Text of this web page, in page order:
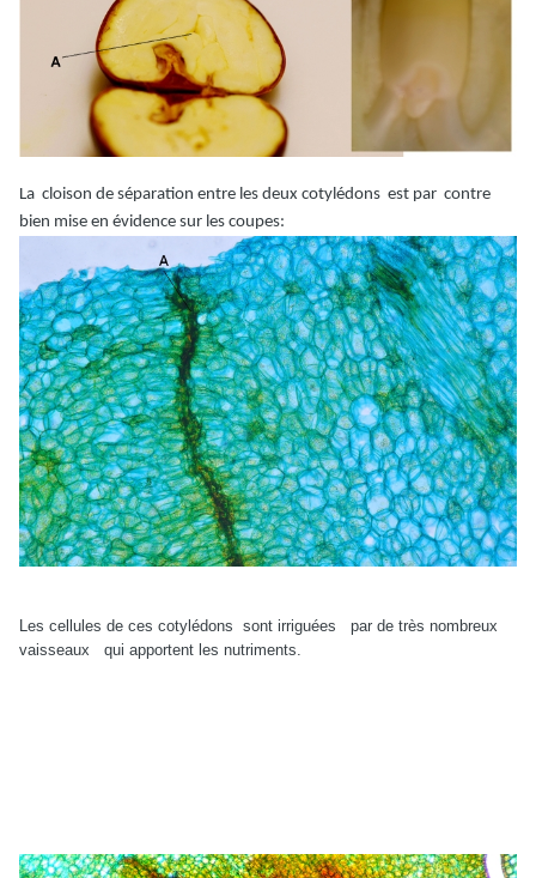
La cloison de séparation entre les deux cotylédons est par contre
bien mise en évidence sur les coupes:
Les cellules de ces cotylédons sont irriguées par de très nombreux
vaisseaux qui apportent les nutriments.